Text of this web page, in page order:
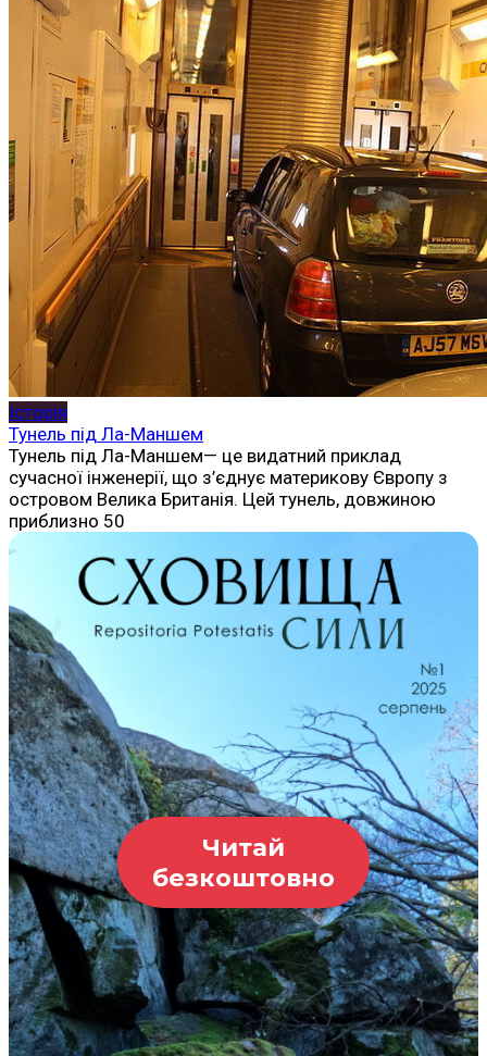
Історія
Тунель під Ла-Маншем
Тунель під Ла-Маншем— це видатний приклад
сучасної інженерії, що з’єднує материкову Європу з
островом Велика Британія. Цей тунель, довжиною
приблизно 50
Читай
безкоштовно